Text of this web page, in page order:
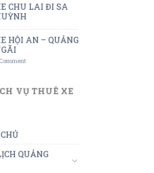
CHU LAI ĐI SA
HỘI AN – QUẢNG
Comment
VỤ THUÊ XE
QUẢNG